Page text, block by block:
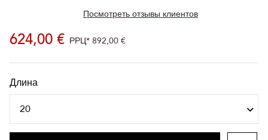
Посмотреть отзывы клиентов
624,00 € РРЦ* 892,00 €
Длина